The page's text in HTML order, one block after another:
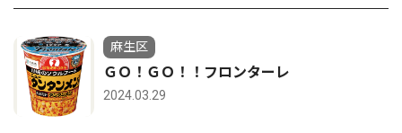
麻生区
ＧＯ！ＧＯ！！フロンターレ
2024.03.29